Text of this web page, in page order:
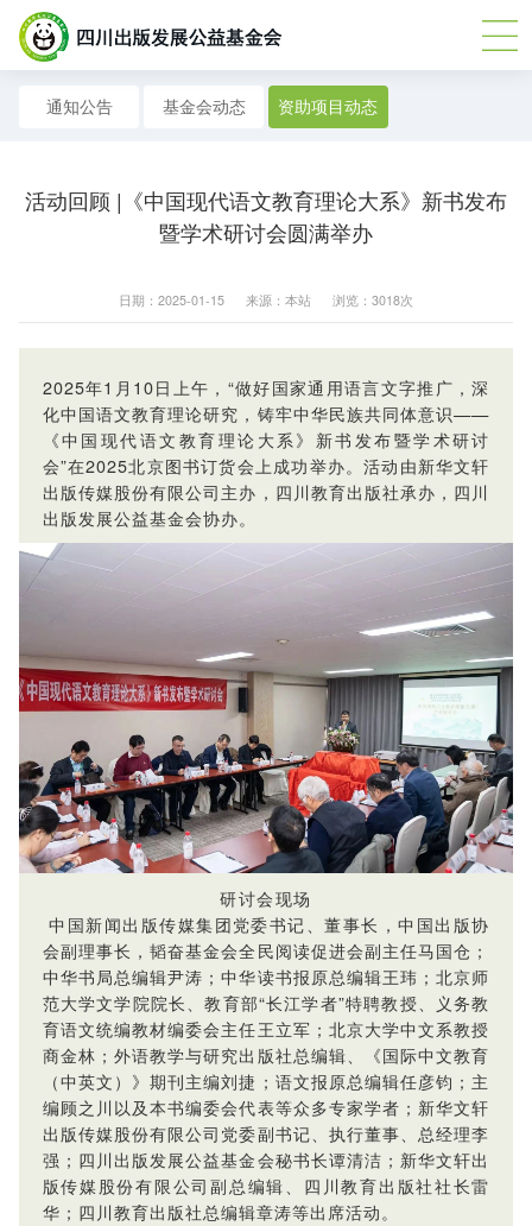
通知公告 基金会动态 资助项目动态
活动回顾 |《中国现代语文教育理论大系》新书发布
暨学术研讨会圆满举办
日期：2025-01-15 来源：本站 浏览：3018次
2025年1月10日上午，“做好国家通用语言文字推广，深
化中国语文教育理论研究，铸牢中华民族共同体意识——
《中国现代语文教育理论大系》新书发布暨学术研讨
会”在2025北京图书订货会上成功举办。活动由新华文轩
出版传媒股份有限公司主办，四川教育出版社承办，四川
出版发展公益基金会协办。
研讨会现场
中国新闻出版传媒集团党委书记、董事长，中国出版协
会副理事长，韬奋基金会全民阅读促进会副主任马国仓；
中华书局总编辑尹涛；中华读书报原总编辑王玮；北京师
范大学文学院院长、教育部“长江学者”特聘教授、义务教
育语文统编教材编委会主任王立军；北京大学中文系教授
商金林；外语教学与研究出版社总编辑、《国际中文教育
（中英文）》期刊主编刘捷；语文报原总编辑任彦钧；主
编顾之川以及本书编委会代表等众多专家学者；新华文轩
出版传媒股份有限公司党委副书记、执行董事、总经理李
强；四川出版发展公益基金会秘书长谭清洁；新华文轩出
版传媒股份有限公司副总编辑、四川教育出版社社长雷
华；四川教育出版社总编辑章涛等出席活动。